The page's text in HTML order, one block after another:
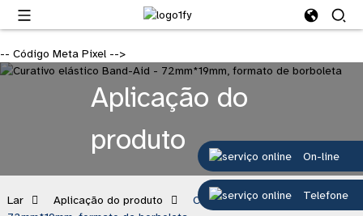
-- Código Meta Pixel -->
On-line
Telefone
Aplicação do
produto
Lar Aplicação do produto
Curativo elástico Band-Aid -